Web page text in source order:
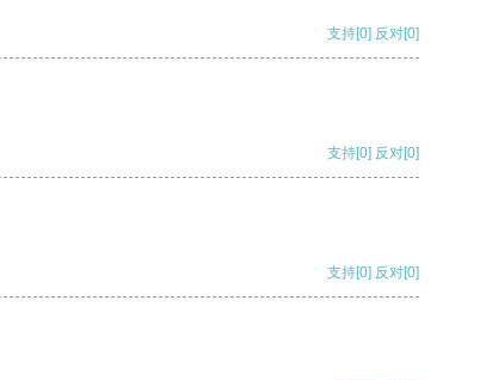
支持[0] 反对[0]
支持[0] 反对[0]
支持[0] 反对[0]